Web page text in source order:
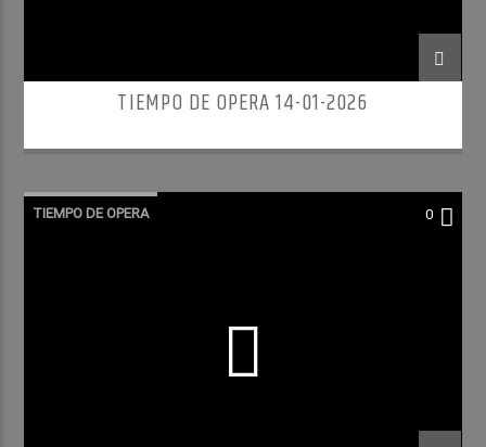
TIEMPO DE OPERA 14-01-2026
TIEMPO DE OPERA 0